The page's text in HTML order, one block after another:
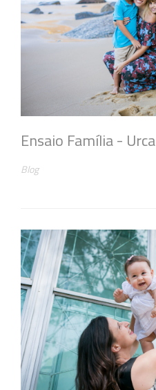
Ensaio Família - Urca
Blog